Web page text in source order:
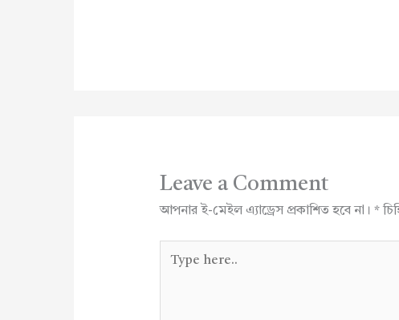
Leave a Comment
আপনার ই-মেইল এ্যাড্রেস প্রকাশিত হবে না। *
here..